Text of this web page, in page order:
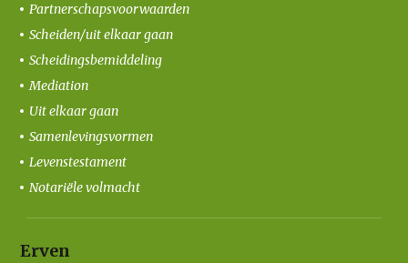
Partnerschapsvoorwaarden
Scheiden/uit elkaar gaan
Scheidingsbemiddeling
Mediation
Uit elkaar gaan
Samenlevingsvormen
Levenstestament
Notariële volmacht
Erven